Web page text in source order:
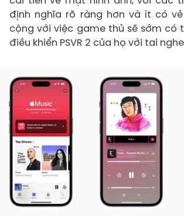
định nghĩa rõ ràng hơn và ít có
cộng với việc game thủ sẽ sớm có
điều khiển PSVR 2 của họ với tai